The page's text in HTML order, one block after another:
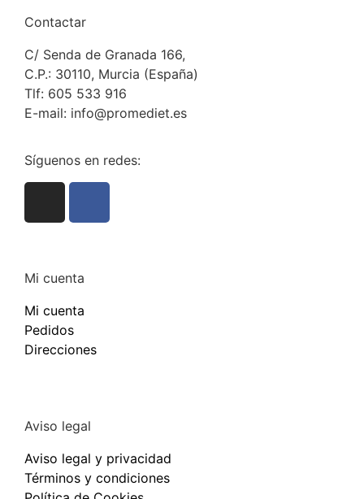
Contactar
C/ Senda de Granada 166,
C.P.: 30110, Murcia (España)
Tlf: 605 533 916
E-mail: info@promediet.es
Síguenos en redes:
Mi cuenta
Mi cuenta
Pedidos
Direcciones
Aviso legal
Aviso legal y privacidad
Términos y condiciones